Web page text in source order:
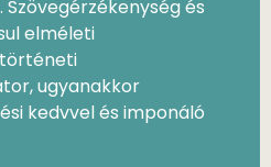
és
elméleti
ugyanakkor
kedvvel és imponáló